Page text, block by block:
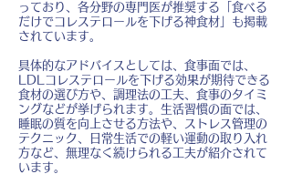
っており、各分野の専門医が推奨する「食べる
だけでコレステロールを下げる神食材」も掲載
されています。
具体的なアドバイスとしては、食事面では、
LDLコレステロールを下げる効果が期待できる
食材の選び方や、調理法の工夫、食事のタイミ
ングなどが挙げられます。生活習慣の面では、
睡眠の質を向上させる方法や、ストレス管理の
テクニック、日常生活での軽い運動の取り入れ
方など、無理なく続けられる工夫が紹介されて
います。